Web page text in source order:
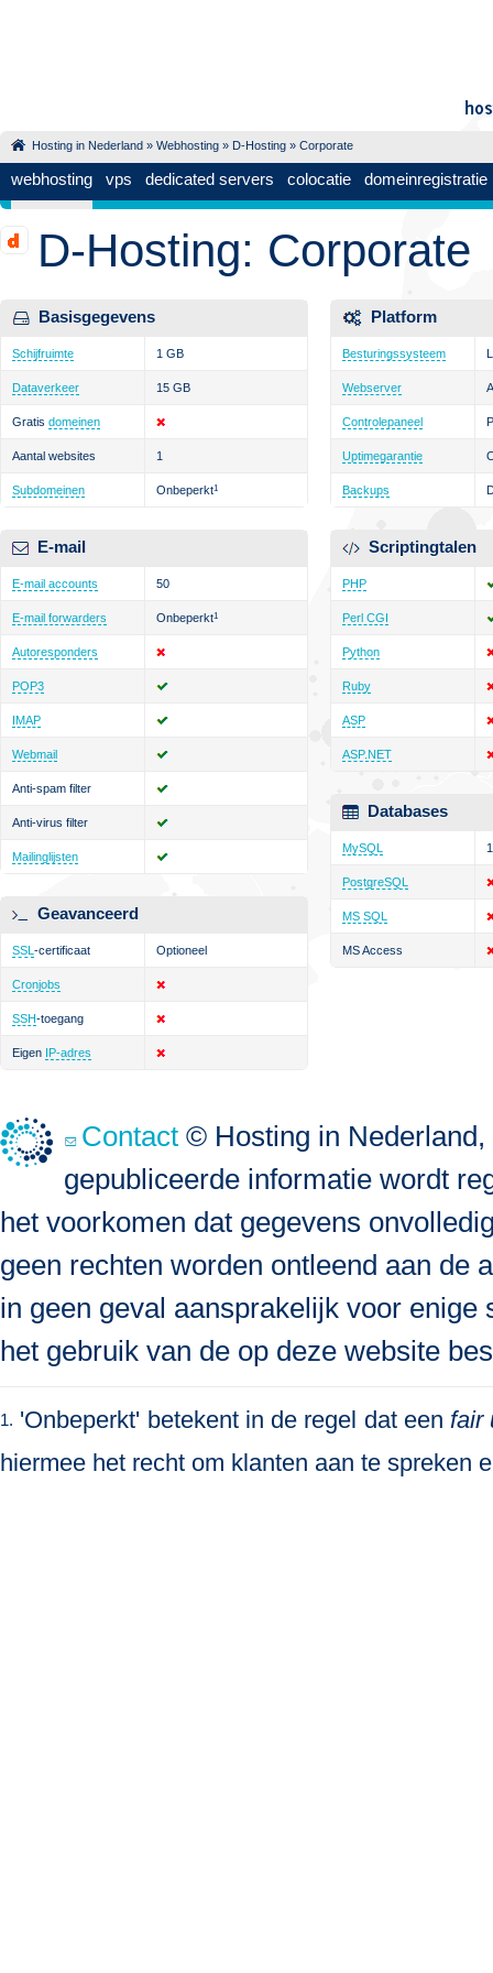
Hosting in Nederland » Webhosting » D-Hosting » Corporate
webhosting vps dedicated servers colocatie domeinregistratie
D-Hosting: Corporate
Basisgegevens
Schijfruimte 1 GB
Dataverkeer 15 GB
Gratis domeinen
Aantal websites 1
Subdomeinen Onbeperkt1
E-mail
E-mail accounts 50
E-mail forwarders Onbeperkt1
Autoresponders
POP3
IMAP
Webmail
Anti-spam filter
Anti-virus filter
Mailinglijsten
Geavanceerd
SSL -certificaat Optioneel
Cronjobs
SSH-toegang
Eigen IP-adres
Platform
Besturingssysteem
Webserver
Controlepaneel
Uptimegarantie
Backups
Scriptingtalen
PHP
Perl CGI
Python
Ruby
ASP
ASP.NET
Databases
MySQL
PostgreSQL
MS SQL
MS Access
Contact © Hosting in
gepubliceerde informatie wordt
het voorkomen dat gegevens
geen rechten worden ontleend aan de
in geen geval aansprakelijk voor
het gebruik van de op deze website
1. 'Onbeperkt' betekent in de regel dat een fair
hiermee het recht om klanten aan te spreken